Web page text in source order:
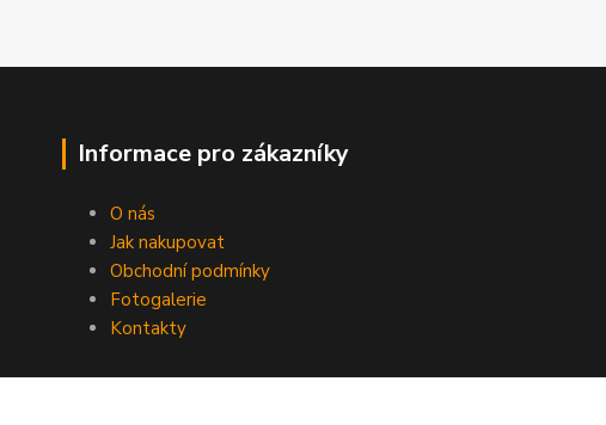
Informace pro zákazníky
O nás
Jak nakupovat
Obchodní podmínky
Fotogalerie
Kontakty